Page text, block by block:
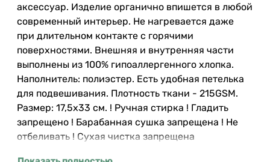
аксессуар. Изделие органично впишется в любой
современный интерьер. Не нагревается даже
при длительном контакте с горячими
поверхностями. Внешняя и внутренняя части
выполнены из 100% гипоаллергенного хлопка.
Наполнитель: полиэстер. Есть удобная петелька
для подвешивания. Плотность ткани - 215GSM.
Размер: 17,5х33 см. ! Ручная стирка ! Гладить
запрещено ! Барабанная сушка запрещена ! Не
отбеливать ! Сухая чистка запрещена